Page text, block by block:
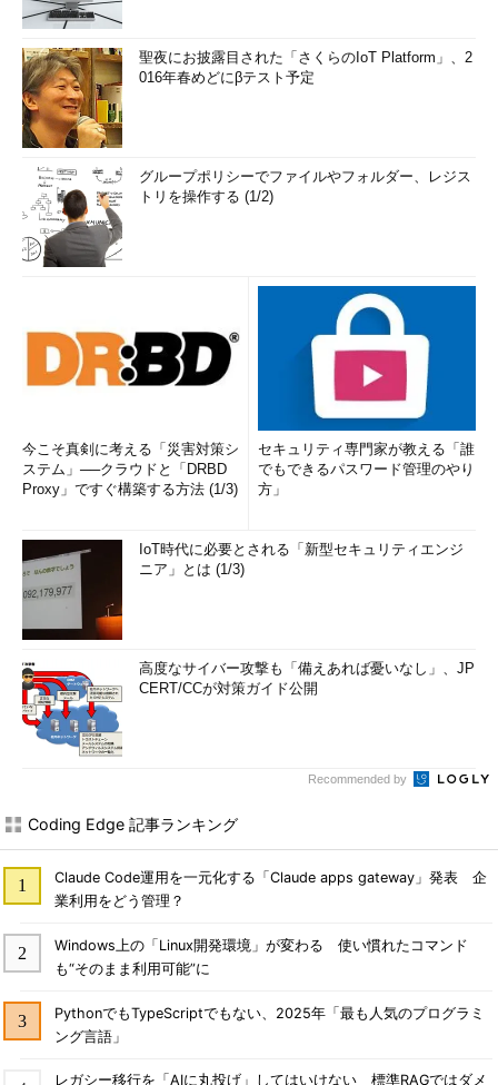
聖夜にお披露目された「さくらのIoT Platform」、2
016年春めどにβテスト予定
グループポリシーでファイルやフォルダー、レジス
トリを操作する (1/2)
今こそ真剣に考える「災害対策シ
ステム」──クラウドと「DRBD
Proxy」ですぐ構築する方法 (1/3)
セキュリティ専門家が教える「誰
でもできるパスワード管理のやり
方」
IoT時代に必要とされる「新型セキュリティエンジ
ニア」とは (1/3)
高度なサイバー攻撃も「備えあれば憂いなし」、JP
CERT/CCが対策ガイド公開
Recommended by
Coding Edge 記事ランキング
Claude Code運用を一元化する「Claude apps gateway」発表 企
業利用をどう管理？
Windows上の「Linux開発環境」が変わる 使い慣れたコマンド
も“そのまま利用可能”に
PythonでもTypeScriptでもない、2025年「最も人気のプログラミ
ング言語」
レガシー移行を「AIに丸投げ」してはいけない 標準RAGではダメ